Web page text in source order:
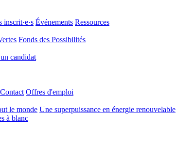
inscrit·e·s Événements Ressources
Fonds des Possibilités
candidat
Contact Offres d'emploi
le monde Une superpuissance en énergie renouvelable
à blanc